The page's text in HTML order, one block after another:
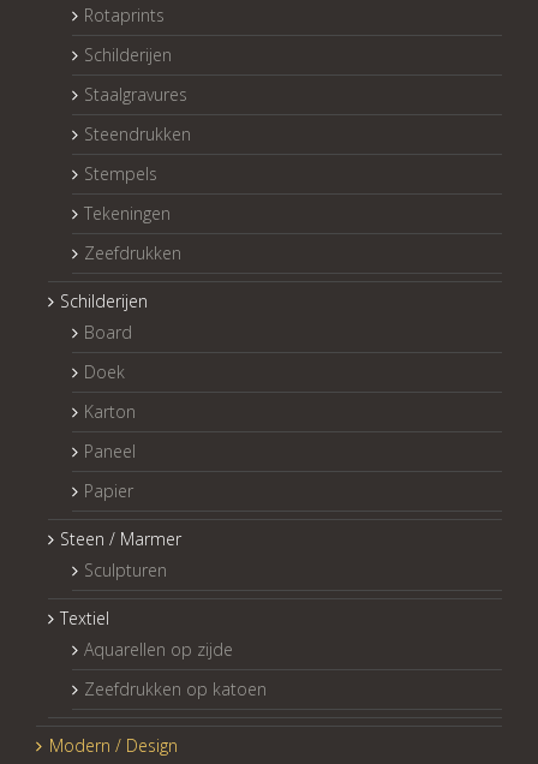
Rotaprints
Schilderijen
Staalgravures
Steendrukken
Stempels
Tekeningen
Zeefdrukken
Schilderijen
Board
Doek
Karton
Paneel
Papier
Steen / Marmer
Sculpturen
Textiel
Aquarellen op zijde
Zeefdrukken op katoen
Modern / Design